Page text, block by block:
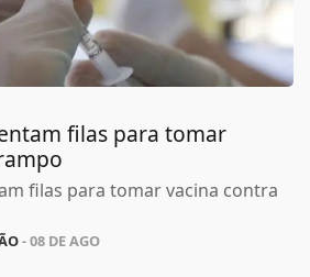
filas para tomar
filas para tomar vacina contra
- 08 DE AGO